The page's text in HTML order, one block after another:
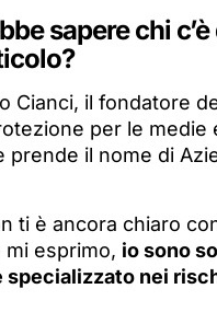
sapere chi
Cianci, il fondatore
per le medie
prende il nome di
ti è ancora chiaro
esprimo, io sono
specializzato nei